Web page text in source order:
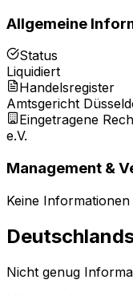
Allgemeine
Status
Liquidiert
Handelsregister
Amtsgericht
Eingetragene
e.V.
Management &
Keine
Nicht genug